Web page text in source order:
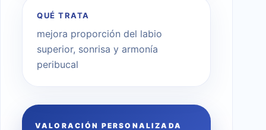
QUÉ TRATA
mejora proporción del labio
superior, sonrisa y armonía
peribucal
VALORACIÓN PERSONALIZADA